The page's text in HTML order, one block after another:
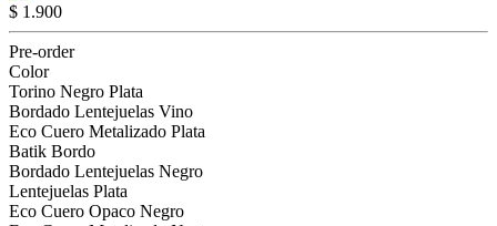
$ 1.900
Pre-order
Color
Torino Negro Plata
Bordado Lentejuelas Vino
Eco Cuero Metalizado Plata
Batik Bordo
Bordado Lentejuelas Negro
Lentejuelas Plata
Eco Cuero Opaco Negro